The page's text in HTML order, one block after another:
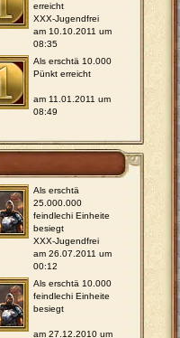
erreicht
XXX-Jugendfrei
am 10.10.2011 um
08:35
Als erschtä 10.000
Pünkt erreicht
am 11.01.2011 um
08:49
Als erschtä
25.000.000
feindlechi Einheite
besiegt
XXX-Jugendfrei
am 26.07.2011 um
00:12
Als erschtä 10.000
feindlechi Einheite
besiegt
am 27.12.2010 um